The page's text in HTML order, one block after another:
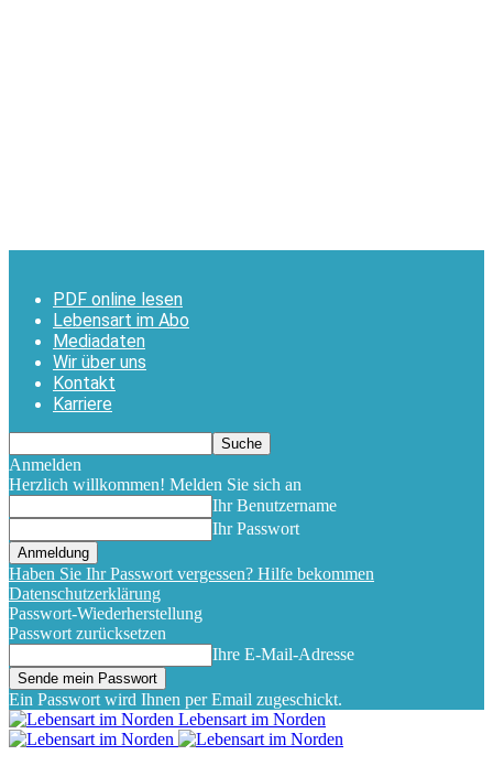
PDF online lesen
Lebensart im Abo
Mediadaten
Wir über uns
Kontakt
Karriere
Anmelden
Herzlich willkommen! Melden Sie sich an
Ihr Benutzername
Ihr Passwort
Haben Sie Ihr Passwort vergessen? Hilfe bekommen
Datenschutzerklärung
Passwort-Wiederherstellung
Passwort zurücksetzen
Ihre E-Mail-Adresse
Ein Passwort wird Ihnen per Email zugeschickt.
Lebensart im Norden